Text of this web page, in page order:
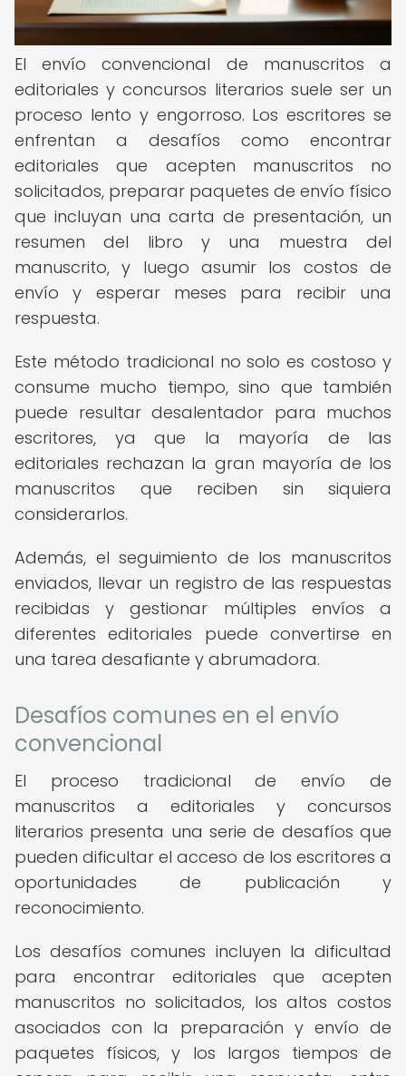
El envío convencional de manuscritos a
editoriales y concursos literarios suele ser un
proceso lento y engorroso. Los escritores se
enfrentan a desafíos como encontrar
editoriales que acepten manuscritos no
solicitados, preparar paquetes de envío físico
que incluyan una carta de presentación, un
resumen del libro y una muestra del
manuscrito, y luego asumir los costos de
envío y esperar meses para recibir una
respuesta.
Este método tradicional no solo es costoso y
consume mucho tiempo, sino que también
puede resultar desalentador para muchos
escritores, ya que la mayoría de las
editoriales rechazan la gran mayoría de los
manuscritos que reciben sin siquiera
considerarlos.
Además, el seguimiento de los manuscritos
enviados, llevar un registro de las respuestas
recibidas y gestionar múltiples envíos a
diferentes editoriales puede convertirse en
una tarea desafiante y abrumadora.
Desafíos comunes en el envío
convencional
El proceso tradicional de envío de
manuscritos a editoriales y concursos
literarios presenta una serie de desafíos que
pueden dificultar el acceso de los escritores a
oportunidades de publicación y
reconocimiento.
Los desafíos comunes incluyen la dificultad
para encontrar editoriales que acepten
manuscritos no solicitados, los altos costos
asociados con la preparación y envío de
paquetes físicos, y los largos tiempos de